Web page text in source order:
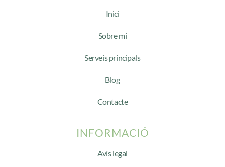
Inici
Sobre mi
Serveis principals
Blog
Contacte
INFORMACIÓ
Avís legal